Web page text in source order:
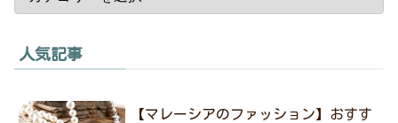
人気記事
【マレーシアのファッション】おすす